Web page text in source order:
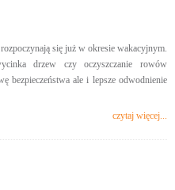
się już w okresie wakacyjnym.
drzew czy oczyszczanie rowów
bezpieczeństwa ale i lepsze odwodnienie
czytaj więcej...